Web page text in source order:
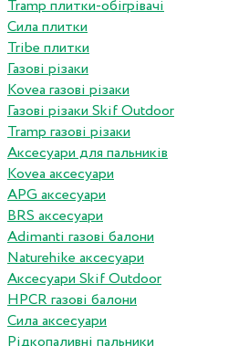
Tramp плитки-обігрівачі
Сила плитки
Tribe плитки
Газові різаки
Kovea газові різаки
Газові різаки Skif Outdoor
Tramp газові різаки
Аксесуари для пальників
Kovea аксесуари
APG аксесуари
BRS аксесуари
Adimanti газові балони
Naturehike аксесуари
Аксесуари Skif Outdoor
HPCR газові балони
Сила аксесуари